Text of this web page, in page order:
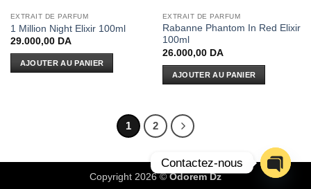
EXTRAIT DE PARFUM
1 Million Night Elixir 100ml
29.000,00 DA
AJOUTER AU PANIER
EXTRAIT DE PARFUM
Rabanne Phantom In Red Elixir
100ml
26.000,00 DA
AJOUTER AU PANIER
1 2
Copyright 2026 ©Odorem Dz
Contactez-nous